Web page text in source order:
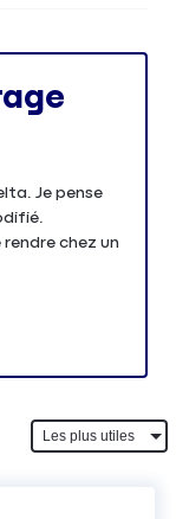
Je pense
chez un